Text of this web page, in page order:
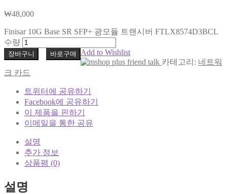
₩48,000
Finisar 10G Base SR SFP+ 광모듈 트랜시버 FTLX8574D3BCL
수량
장바구니 바로구매
Add to Wishlist
카테고리: 네트워
크 카드
트위터에 공유하기
Facebook에 공유하기
이 제품을 핀하기
이메일을 통한 공유
설명
추가 정보
상품평 (0)
설명